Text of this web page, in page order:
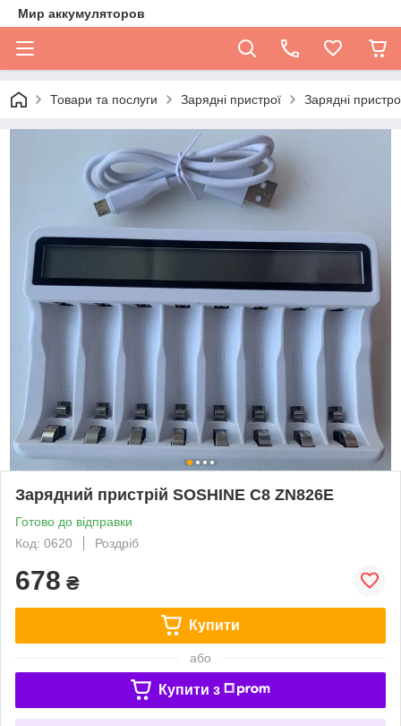
Мир аккумуляторов
Товари та послуги Зарядні пристрої Зарядні
Зарядний пристрій SOSHINE C8 ZN826E
Готово до відправки
Код: 0620
Роздріб
678 ₴
Купити
або
Купити з